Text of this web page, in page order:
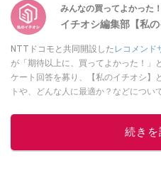
みんなの買ってよかった
イチオシ編集部【私
NTTドコモと共同開設した レコメンド
が「期待以上に、買ってよかった！」
ケート回答を募り、【私のイチオシ】
トや、どんな人に最適か？などについ
この
続きを